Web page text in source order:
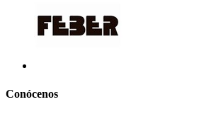
Conócenos